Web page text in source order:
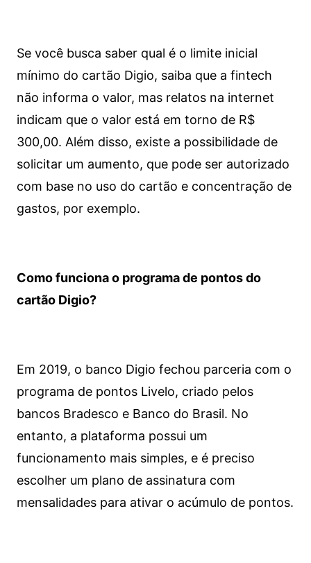
Se você busca saber qual é o limite inicial
mínimo do cartão Digio, saiba que a fintech
não informa o valor, mas relatos na internet
indicam que o valor está em torno de R$
300,00. Além disso, existe a possibilidade de
solicitar um aumento, que pode ser autorizado
com base no uso do cartão e concentração de
gastos, por exemplo.
Como funciona o programa de pontos do
cartão Digio?
Em 2019, o banco Digio fechou parceria com o
programa de pontos Livelo, criado pelos
bancos Bradesco e Banco do Brasil. No
entanto, a plataforma possui um
funcionamento mais simples, e é preciso
escolher um plano de assinatura com
mensalidades para ativar o acúmulo de pontos.